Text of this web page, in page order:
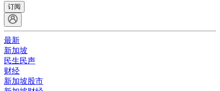
订阅
最新
新加坡
民生民声
财经
新加坡股市